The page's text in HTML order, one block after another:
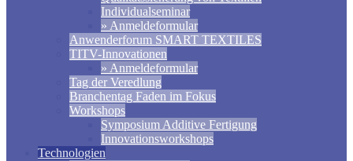
Individualseminar
» Anmeldeformular
Anwenderforum SMART TEXTILES
TITV-Innovationen
» Anmeldeformular
Tag der Veredlung
Branchentag Faden im Fokus
Workshops
Symposium Additive Fertigung
Innovationsworkshops
Technologien